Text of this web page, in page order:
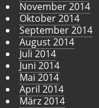
November 2014
Oktober 2014
September 2014
August 2014
Juli 2014
Juni 2014
Mai 2014
April 2014
März 2014